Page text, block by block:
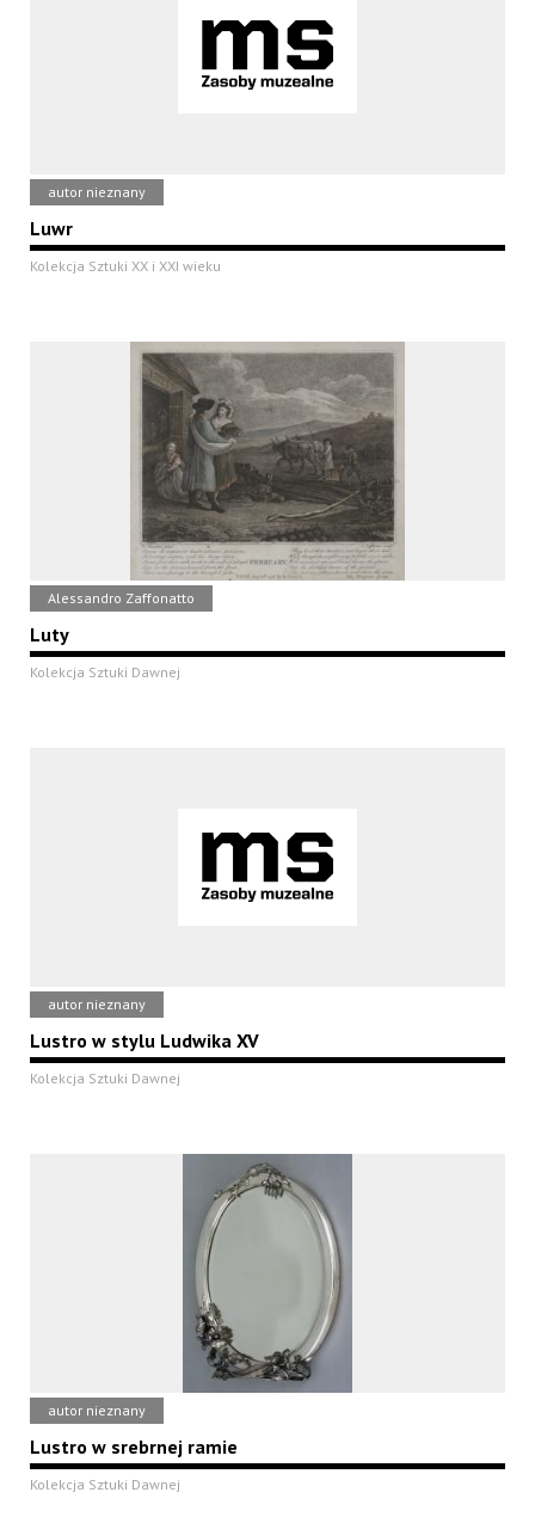
autor nieznany
Luwr
Kolekcja Sztuki XX i XXI wieku
Alessandro Zaffonatto
Luty
Kolekcja Sztuki Dawnej
autor nieznany
Lustro w stylu Ludwika XV
Kolekcja Sztuki Dawnej
autor nieznany
Lustro w srebrnej ramie
Kolekcja Sztuki Dawnej